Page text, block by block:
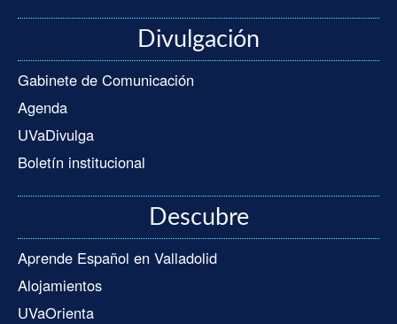
Divulgación
Gabinete de Comunicación
Agenda
UVaDivulga
Boletín institucional
Descubre
Aprende Español en Valladolid
Alojamientos
UVaOrienta